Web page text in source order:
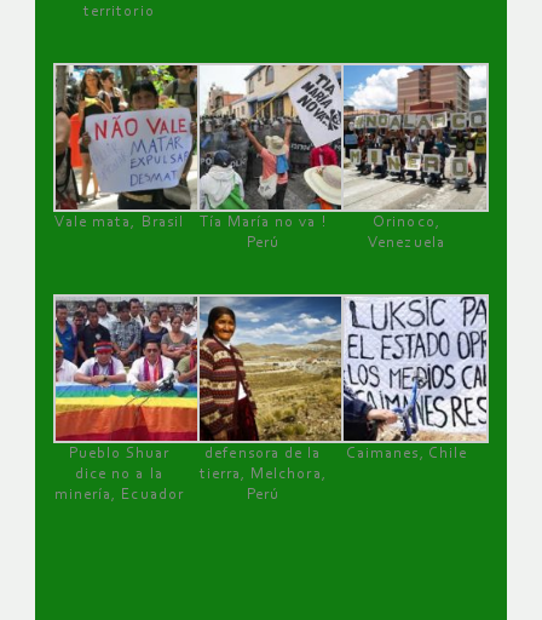
territorio
Vale mata, Brasil
Tía María no va !
Perú
Orinoco,
Venezuela
Pueblo Shuar
dice no a la
minería, Ecuador
defensora de la
tierra, Melchora,
Perú
Caimanes, Chile